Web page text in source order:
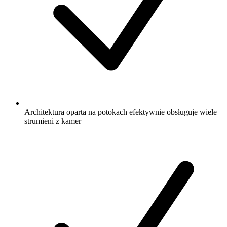
Architektura oparta na potokach efektywnie obsługuje wiele
strumieni z kamer